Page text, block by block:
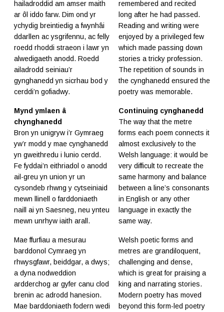
hailadroddid am amser maith
ar ôl iddo farw. Dim ond yr
ychydig breintiedig a fwynhâi
ddarllen ac ysgrifennu, ac felly
roedd rhoddi straeon i lawr yn
alwedigaeth anodd. Roedd
ailadrodd seiniau’r
gynghanedd yn sicrhau bod y
cerddi’n gofiadwy.
remembered and recited
long after he had passed.
Reading and writing were
enjoyed by a privileged few
which made passing down
stories a tricky profession.
The repetition of sounds in
the cynghanedd ensured the
poetry was memorable.
Mynd ymlaen â
chynghanedd
Bron yn unigryw i’r Gymraeg
yw’r modd y mae cynghanedd
yn gweithredu i lunio cerdd.
Fe fyddai’n eithriadol o anodd
ail-greu yn union yr un
cysondeb rhwng y cytseiniaid
mewn llinell o farddoniaeth
naill ai yn Saesneg, neu ynteu
mewn unrhyw iaith arall.
Continuing cynghanedd
The way that the metre
forms each poem connects it
almost exclusively to the
Welsh language: it would be
very difficult to recreate the
same harmony and balance
between a line’s consonants
in English or any other
language in exactly the
same way.
Mae ffurfiau a mesurau
barddonol Cymraeg yn
rhwysgfawr, beiddgar, a dwys;
a dyna nodweddion
ardderchog ar gyfer canu clod
brenin ac adrodd hanesion.
Mae barddoniaeth fodern wedi
Welsh poetic forms and
metres are grandiloquent,
challenging and dense,
which is great for praising a
king and narrating stories.
Modern poetry has moved
beyond this form-led poetry